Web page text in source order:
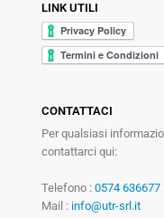
LINK UTILI
CONTATTACI
Per qualsiasi
contattarci qui:
Telefono : 0574 636677
Mail : info@utr-srl.it